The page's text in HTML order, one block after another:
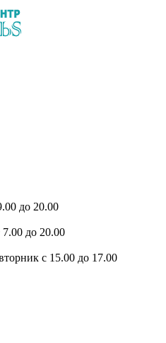
до 20.00
до 20.00
с 15.00 до 17.00